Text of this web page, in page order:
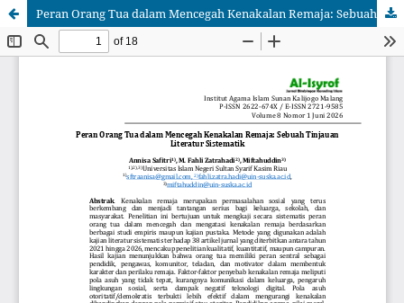
Peran Orang Tua dalam Mencegah Kenakalan Remaja: Sebuah Tinjauan Literatur Sistematik